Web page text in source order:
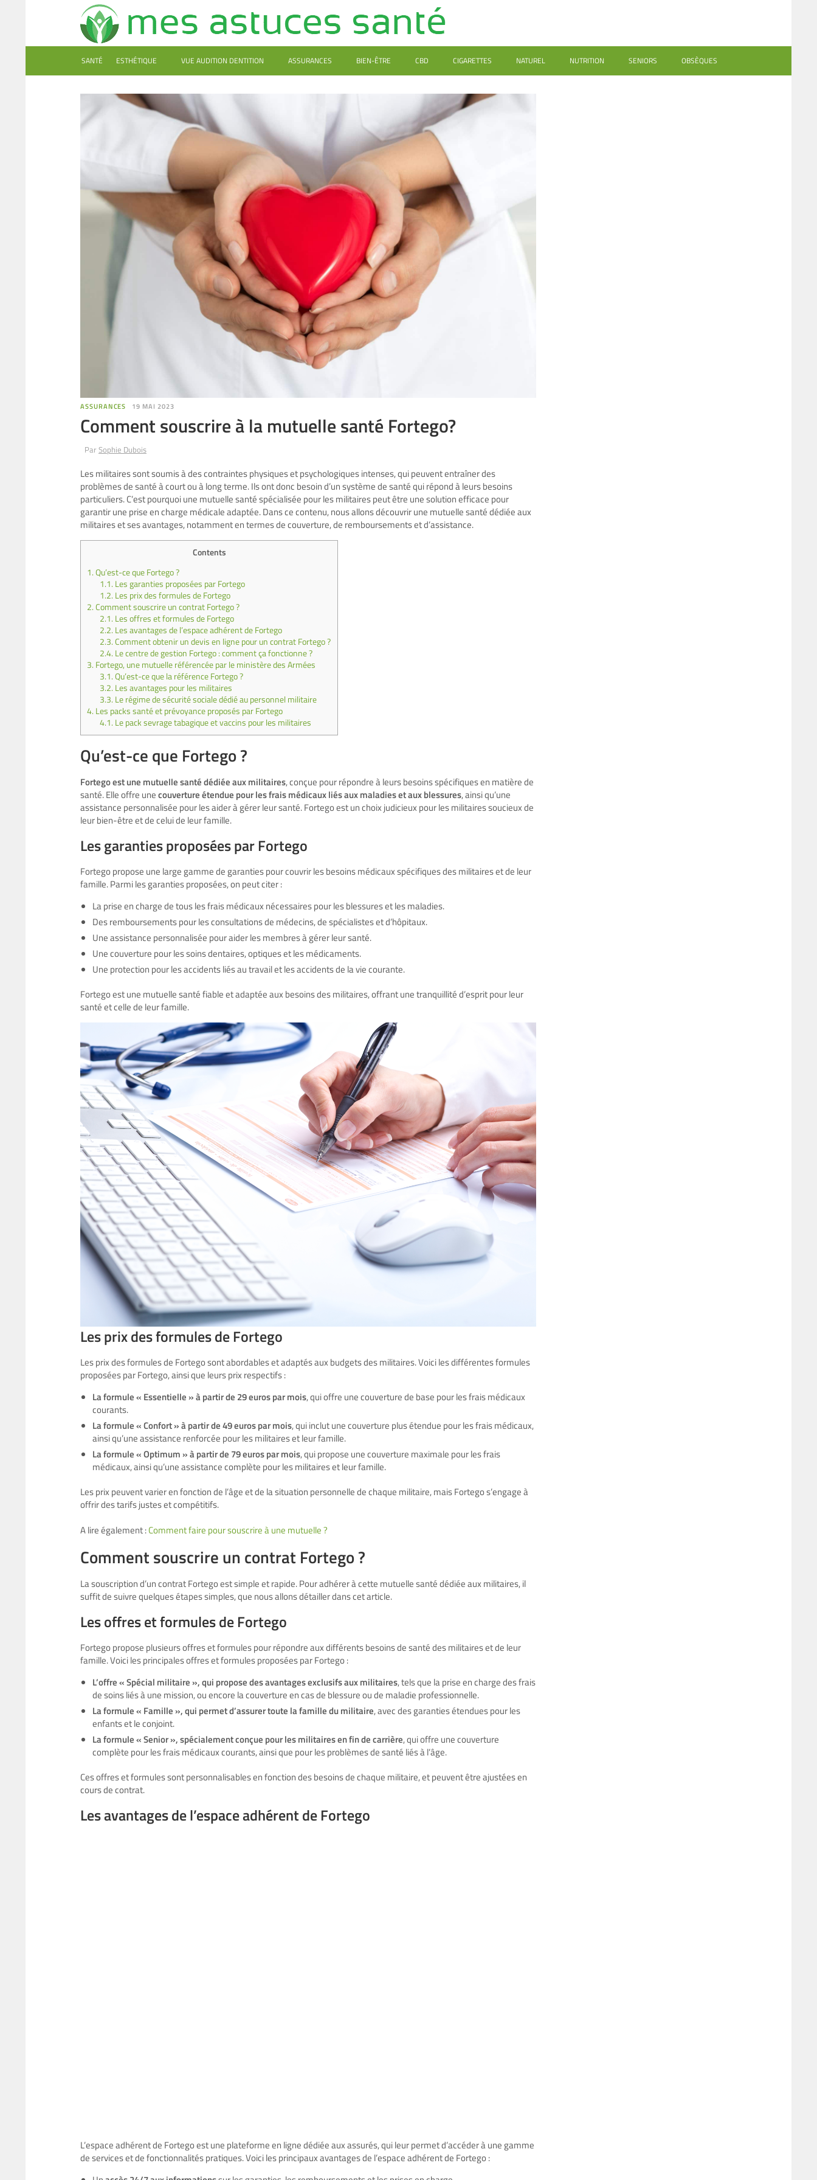
SANTÉ ESTHÉTIQUE VUE AUDITION DENTITION ASSURANCES BIEN-ÊTRE CBD CIGARETTES NATUREL NUTRITION SENIORS OBSÈQUES
ASSURANCES 19 MAI 2023
Comment souscrire à la mutuelle santé Fortego?
Par Sophie Dubois
Les militaires sont soumis à des contraintes physiques et psychologiques intenses, qui peuvent entraîner des
problèmes de santé à court ou à long terme. Ils ont donc besoin d’un système de santé qui répond à leurs besoins
particuliers. C’est pourquoi une mutuelle santé spécialisée pour les militaires peut être une solution efficace pour
garantir une prise en charge médicale adaptée. Dans ce contenu, nous allons découvrir une mutuelle santé dédiée aux
militaires et ses avantages, notamment en termes de couverture, de remboursements et d’assistance.
Contents
1.Qu’est-ce que Fortego ?
1.1. Les garanties proposées par Fortego
1.2. Les prix des formules de Fortego
2.Comment souscrire un contrat Fortego ?
2.1. Les offres et formules de Fortego
2.2. Les avantages de l’espace adhérent de Fortego
2.3.Comment obtenir un devis en ligne pour un contrat Fortego ?
2.4. Le centre de gestion Fortego : comment ça fonctionne ?
3. Fortego, une mutuelle référencée par le ministère des Armées
3.1.Qu’est-ce que la référence Fortego ?
3.2. Les avantages pour les militaires
3.3. Le régime de sécurité sociale dédié au personnel militaire
4. Les packs santé et prévoyance proposés par Fortego
4.1. Le pack sevrage tabagique et vaccins pour les militaires
Qu’est-ce que Fortego ?
Fortego est une mutuelle santé dédiée aux militaires, conçue pour répondre à leurs besoins spécifiques en matière de
santé. Elle offre unecouverture étendue pour les frais médicaux liés aux maladies et aux blessures, ainsi qu’une
assistance personnalisée pour les aider à gérer leur santé. Fortego est un choix judicieux pour les militaires soucieux de
leur bien-être et de celui de leur famille.
Les garanties proposées par Fortego
Fortego propose une large gamme de garanties pour couvrir les besoins médicaux spécifiques des militaires et de leur
famille. Parmi les garanties proposées, on peut citer :
La prise en charge de tous les frais médicaux nécessaires pour les blessures et les maladies.
Des remboursements pour les consultations de médecins, de spécialistes et d’hôpitaux.
Une assistance personnalisée pour aider les membres à gérer leur santé.
Une couverture pour les soins dentaires, optiques et les médicaments.
Une protection pour les accidents liés au travail et les accidents de la vie courante.
Fortego est une mutuelle santé fiable et adaptée aux besoins des militaires, offrant une tranquillité d’esprit pour leur
santé et celle de leur famille.
Les prix des formules de Fortego
Les prix des formules de Fortego sont abordables et adaptés aux budgets des militaires. Voici les différentes formules
proposées par Fortego, ainsi que leurs prix respectifs :
La formule « Essentielle » à partir de 29 euros par mois, qui offre une couverture de base pour les frais médicaux
courants.
La formule « Confort » à partir de 49 euros par mois, qui inclut une couverture plus étendue pour les frais médicaux,
ainsi qu’une assistance renforcée pour les militaires et leur famille.
La formule « Optimum » à partir de 79 euros par mois, qui propose une couverture maximale pour les frais
médicaux, ainsi qu’une assistance complète pour les militaires et leur famille.
Les prix peuvent varier en fonction de l’âge et de la situation personnelle de chaque militaire, mais Fortego s’engage à
offrir des tarifs justes et compétitifs.
A lire également :Comment faire pour souscrire à une mutuelle ?
Comment souscrire un contrat Fortego ?
La souscription d’un contrat Fortego est simple et rapide. Pour adhérer à cette mutuelle santé dédiée aux militaires, il
suffit de suivre quelques étapes simples, que nous allons détailler dans cet article.
Les offres et formules de Fortego
Fortego propose plusieurs offres et formules pour répondre aux différents besoins de santé des militaires et de leur
famille. Voici les principales offres et formules proposées par Fortego :
L’offre « Spécial militaire », qui propose des avantages exclusifs aux militaires, tels que la prise en charge des frais
de soins liés à une mission, ou encore la couverture en cas de blessure ou de maladie professionnelle.
La formule « Famille », qui permet d’assurer toute la famille du militaire, avec des garanties étendues pour les
enfants et le conjoint.
La formule « Senior », spécialement conçue pour les militaires en fin de carrière, qui offre une couverture
complète pour les frais médicaux courants, ainsi que pour les problèmes de santé liés à l’âge.
Ces offres et formules sont personnalisables en fonction des besoins de chaque militaire, et peuvent être ajustées en
cours de contrat.
Les avantages de l’espace adhérent de Fortego
L’espace adhérent de Fortego est une plateforme en ligne dédiée aux assurés, qui leur permet d’accéder à une gamme
de services et de fonctionnalités pratiques. Voici les principaux avantages de l’espace adhérent de Fortego :